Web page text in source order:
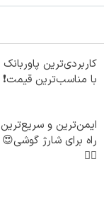
کاربردی‌ترین پاوربانک
با مناسب‌ترین قیمت❗
ایمن‌ترین و سریع‌ترین
راه برای شارژ گوشی😍
👌🏻